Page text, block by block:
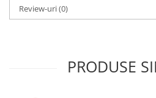
Review-uri(0)
PRODUSE